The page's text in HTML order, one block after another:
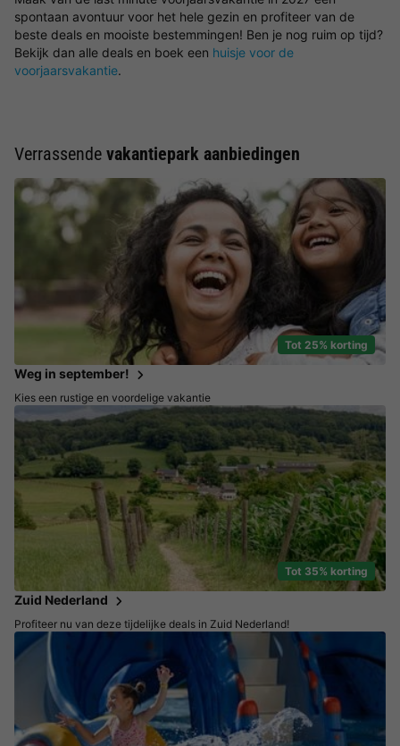
spontaan avontuur voor het hele gezin en profiteer van de
beste deals en mooiste bestemmingen! Ben je nog ruim op tijd?
Bekijk dan alle deals en boek een huisje voor de
voorjaarsvakantie.
Verrassende vakantiepark aanbiedingen
Tot 25% korting
Weg in september!
Kies een rustige en voordelige vakantie
Tot 35% korting
Zuid Nederland
Profiteer nu van deze tijdelijke deals in Zuid Nederland!